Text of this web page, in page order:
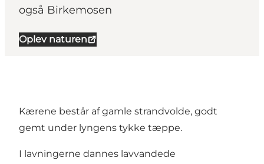
også Birkemosen
Oplev naturen
Kærene består af gamle strandvolde, godt
gemt under lyngens tykke tæppe.
I lavningerne dannes lavvandede